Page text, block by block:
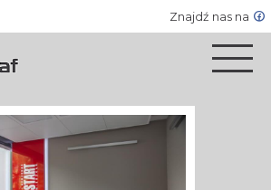
Znajdź nas na
Oznakowanie wewnętrzne